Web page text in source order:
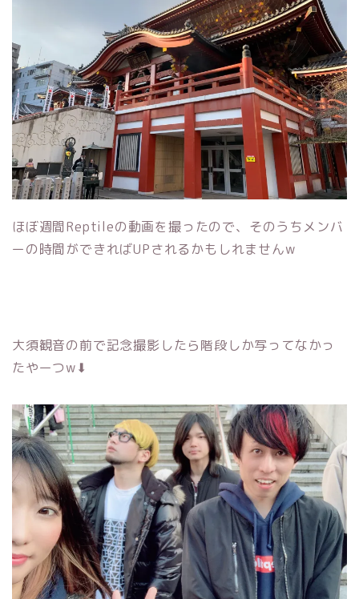
ほぼ週間Reptileの動画を撮ったので、そのうちメンバ
ーの時間ができればUPされるかもしれませんw
大須観音の前で記念撮影したら階段しか写ってなかっ
たやーつw⬇︎